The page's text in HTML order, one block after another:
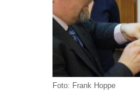
Foto: Frank Hoppe